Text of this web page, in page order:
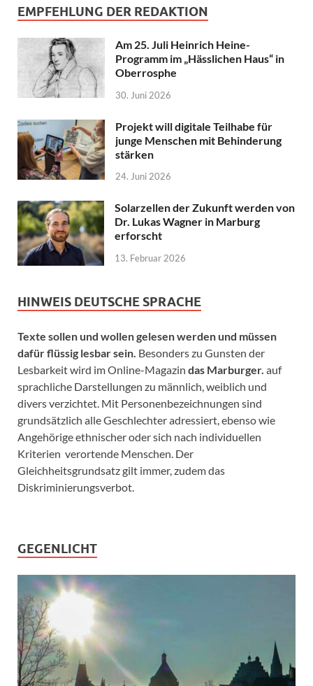
EMPFEHLUNG DER REDAKTION
Am 25. Juli Heinrich Heine-
Programm im „Hässlichen Haus“ in
Oberrosphe
30. Juni 2026
Projekt will digitale Teilhabe für
junge Menschen mit Behinderung
stärken
24. Juni 2026
Solarzellen der Zukunft werden von
Dr. Lukas Wagner in Marburg
erforscht
13. Februar 2026
HINWEIS DEUTSCHE SPRACHE
Texte sollen und wollen gelesen werden und müssen
dafür flüssig lesbar sein. Besonders zu Gunsten der
Lesbarkeit wird im Online-Magazin das Marburger. auf
sprachliche Darstellungen zu männlich, weiblich und
divers verzichtet. Mit Personenbezeichnungen sind
grundsätzlich alle Geschlechter adressiert, ebenso wie
Angehörige ethnischer oder sich nach individuellen
Kriterien verortende Menschen. Der
Gleichheitsgrundsatz gilt immer, zudem das
Diskriminierungsverbot.
GEGENLICHT